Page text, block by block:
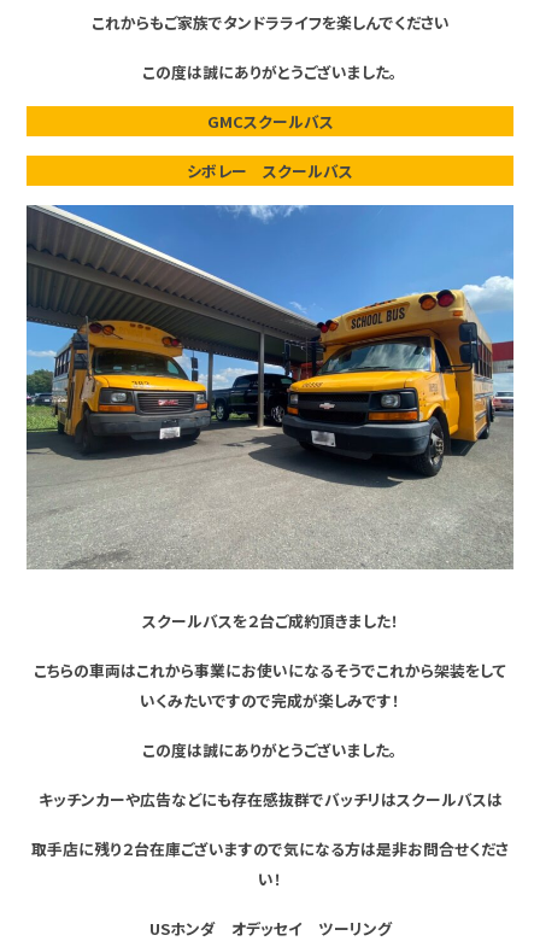
これからもご家族でタンドラライフを楽しんでください
この度は誠にありがとうございました。
GMCスクールバス
シボレー スクールバス
スクールバスを２台ご成約頂きました！
こちらの車両はこれから事業にお使いになるそうでこれから架装をして
いくみたいですので完成が楽しみです！
この度は誠にありがとうございました。
キッチンカーや広告などにも存在感抜群でバッチリはスクールバスは
取手店に残り２台在庫ございますので気になる方は是非お問合せくださ
い！
USホンダ オデッセイ ツーリング